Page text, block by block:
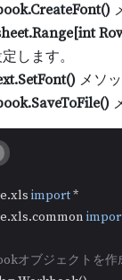
します。
メソッ
import *
オブジェクトを作